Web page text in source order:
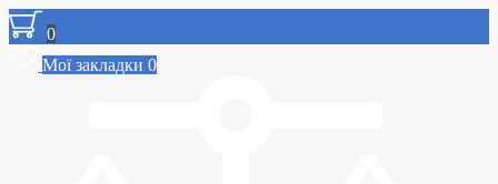
0
Мої закладки 0